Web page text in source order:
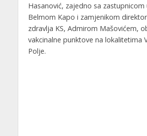
Hasanović, zajedno sa zastupnicom
Belmom Kapo i zamjenikom
zdravlja KS, Admirom Mašovićem,
vakcinalne punktove na lokalitetima
Polje.